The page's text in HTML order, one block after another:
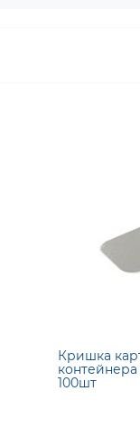
Кришка
контейнера
100шт